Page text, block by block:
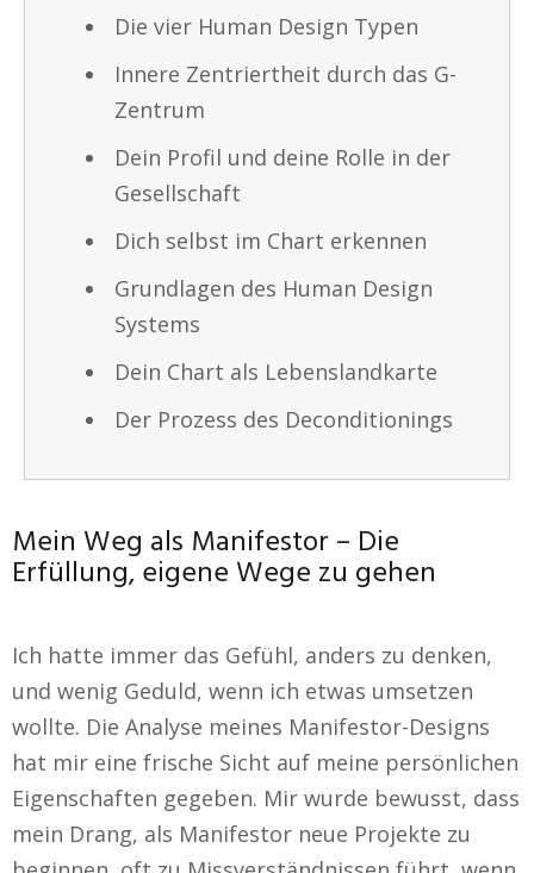
Die vier Human Design Typen
Innere Zentriertheit durch das G-
Zentrum
Dein Profil und deine Rolle in der
Gesellschaft
Dich selbst im Chart erkennen
Grundlagen des Human Design
Systems
Dein Chart als Lebenslandkarte
Der Prozess des Deconditionings
Mein Weg als Manifestor – Die
Erfüllung, eigene Wege zu gehen
Ich hatte immer das Gefühl, anders zu denken,
und wenig Geduld, wenn ich etwas umsetzen
wollte. Die Analyse meines Manifestor-Designs
hat mir eine frische Sicht auf meine persönlichen
Eigenschaften gegeben. Mir wurde bewusst, dass
mein Drang, als Manifestor neue Projekte zu